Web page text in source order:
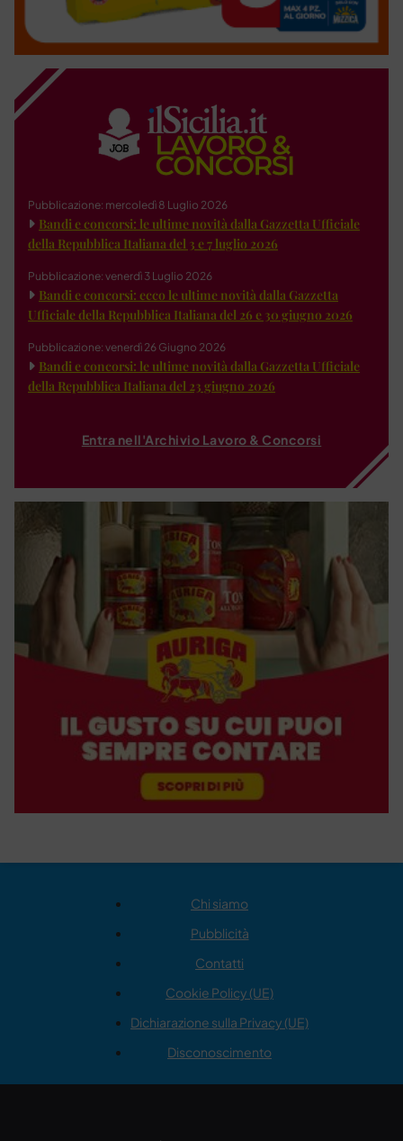
Pubblicazione: mercoledì 8 Luglio 2026
Bandi e concorsi: le ultime novità dalla Gazzetta Ufficiale
della Repubblica Italiana del 3 e 7 luglio 2026
Pubblicazione: venerdì 3 Luglio 2026
Bandi e concorsi: ecco le ultime novità dalla Gazzetta
Ufficiale della Repubblica Italiana del 26 e 30 giugno 2026
Pubblicazione: venerdì 26 Giugno 2026
Bandi e concorsi: le ultime novità dalla Gazzetta Ufficiale
della Repubblica Italiana del 23 giugno 2026
Entra nell'Archivio Lavoro & Concorsi
Chi siamo
Pubblicità
Contatti
Cookie Policy (UE)
Dichiarazione sulla Privacy (UE)
Disconoscimento